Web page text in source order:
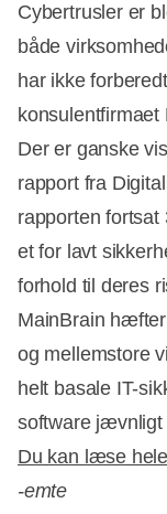
Cybertrusler er
både
har ikke
konsulentfirmaet
Der er ganske
rapport fra
rapporten fortsat
et for lavt
forhold til deres
MainBrain
og mellemstore
helt basale IT-
software jævnligt
Du kan læse
-emte